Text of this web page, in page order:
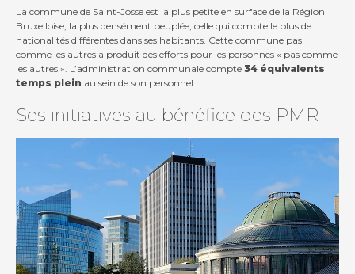
Contact
Actualités
Viva for Life
La commune de Saint-Josse est la plus petite en surface de la Région
Bruxelloise, la plus densément peuplée, celle qui compte le plus de
nationalités différentes dans ses habitants. Cette commune pas
comme les autres a produit des efforts pour les personnes « pas comme
les autres ». L’administration communale compte 34 équivalents
temps plein au sein de son personnel.
Ses initiatives au bénéfice des PMR